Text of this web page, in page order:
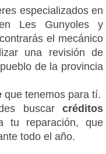
especializados en
Les Gunyoles y
el mecánico
una revisión de
de la provincia
que tenemos para tí.
buscar créditos
tu reparación, que
todo el año.